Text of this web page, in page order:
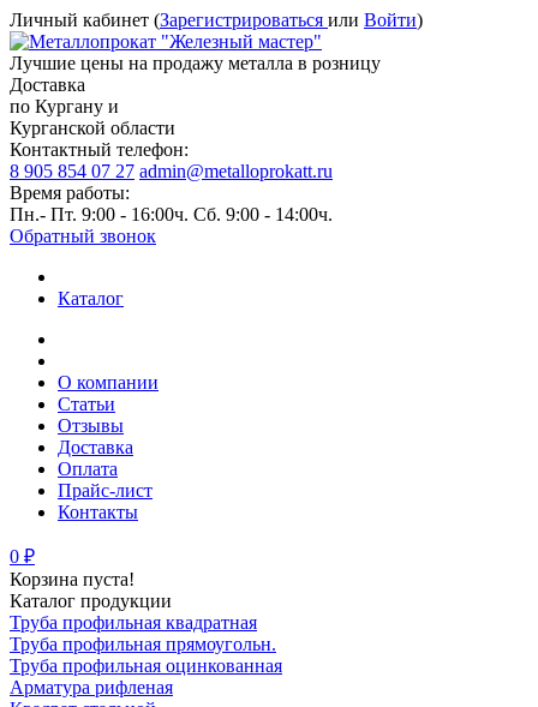
Личный кабинет (Зарегистрироваться или Войти)
Лучшие цены на продажу металла в розницу
Доставка
по Кургану и
Курганской области
Контактный телефон:
8 905 854 07 27 admin@metalloprokatt.ru
Время работы:
Пн.- Пт. 9:00 - 16:00ч. Сб. 9:00 - 14:00ч.
Обратный звонок
Каталог
О компании
Статьи
Отзывы
Доставка
Оплата
Прайс-лист
Контакты
0 ₽
Корзина пуста!
Каталог продукции
Труба профильная квадратная
Труба профильная прямоугольн.
Труба профильная оцинкованная
Арматура рифленая